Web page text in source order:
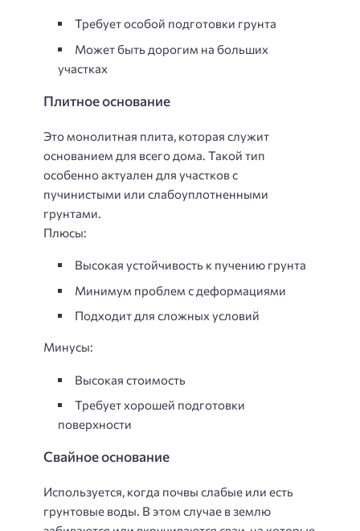
Требует особой подготовки грунта
Может быть дорогим на больших
участках
Плитное основание
Это монолитная плита, которая служит
основанием для всего дома. Такой тип
особенно актуален для участков с
пучинистыми или слабоуплотненными
грунтами.
Плюсы:
Высокая устойчивость к пучению грунта
Минимум проблем с деформациями
Подходит для сложных условий
Минусы:
Высокая стоимость
Требует хорошей подготовки
поверхности
Свайное основание
Используется, когда почвы слабые или есть
грунтовые воды. В этом случае в землю